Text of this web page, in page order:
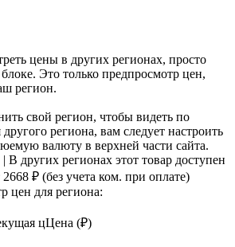
цены в других регионах, просто
Это только предпросмотр цен,
регион.
свой регион, чтобы видеть по
региона, вам следует настроить
валюту в верхней части сайта.
| В других регионах этот товар доступен
2668 ₽ (без учета ком. при оплате)
цен для региона:
цЦена (₽)